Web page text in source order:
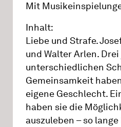
Mit
Inhalt:
Liebe und Strafe.
und Walter Arlen.
unterschiedlichen
Gemeinsamkeit
eigene Geschlecht.
haben sie die
auszuleben – so